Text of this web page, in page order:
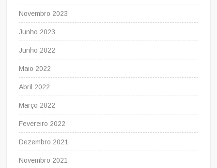
Novembro 2023
Junho 2023
Junho 2022
Maio 2022
Abril 2022
Março 2022
Fevereiro 2022
Dezembro 2021
Novembro 2021